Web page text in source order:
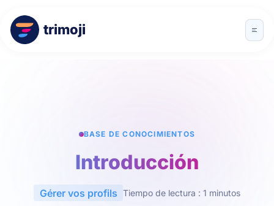
trimoji
BASE DE CONOCIMIENTOS
Introducción
Gérer vos profils Tiempo de lectura : 1 minutos